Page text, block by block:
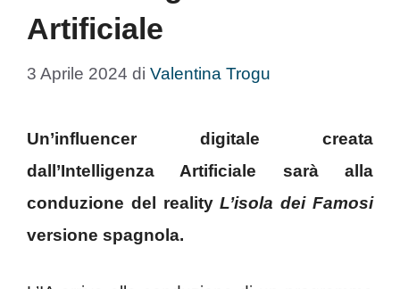
Artificiale
3 Aprile 2024 di Valentina Trogu
Un’influencer digitale creata
dall’Intelligenza Artificiale sarà alla
conduzione del realityL’isola dei Famosi
versione spagnola.